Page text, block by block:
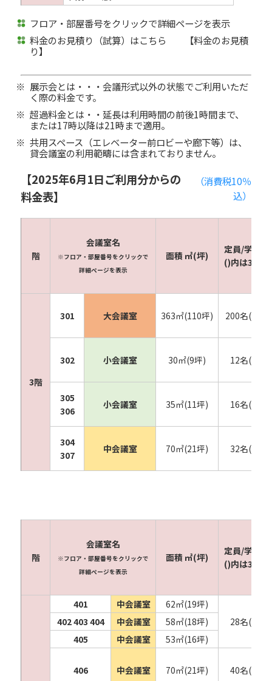
フロア・部屋番号をクリックで詳細ページを表示
料金のお見積り（試算）はこちら
【料金のお見積
り】
展示会とは・・・会議形式以外の状態でご利用いただ
く際の料金です。
超過料金とは・・延長は利用時間の前後1時間まで、
または17時以降は21時まで適用。
共用スペース（エレベーター前ロビーや廊下等）は、
貸会議室の利用範疇には含まれておりません。
【2025年6月1日ご利用分からの
料金表】
（消費税10％
込）
階
会議室名
※フロア・部屋番号をクリックで
詳細ページを表示
面積 ㎡(坪)
定員/学校形
()内は3人掛
3階
301 大会議室 363㎡(110坪) 200名(300
302 小会議室 30㎡(9坪) 12名(18名)
305
306
小会議室 35㎡(11坪) 16名(24名)
304
307
中会議室 70㎡(21坪) 32名(48名)
階
会議室名
※フロア・部屋番号をクリックで
詳細ページを表示
面積 ㎡(坪)
定員/学校形
()内は3人掛
401 中会議室
62㎡(19坪)
28名(42名)
402403 404 中会議室
58㎡(18坪)
405
中会議室 53㎡(16坪)
406 中会議室 70㎡(21坪) 40名(60名)